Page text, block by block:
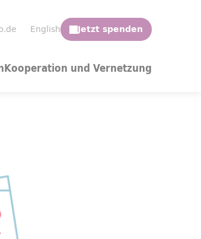
English
Kooperation und Vernetzung